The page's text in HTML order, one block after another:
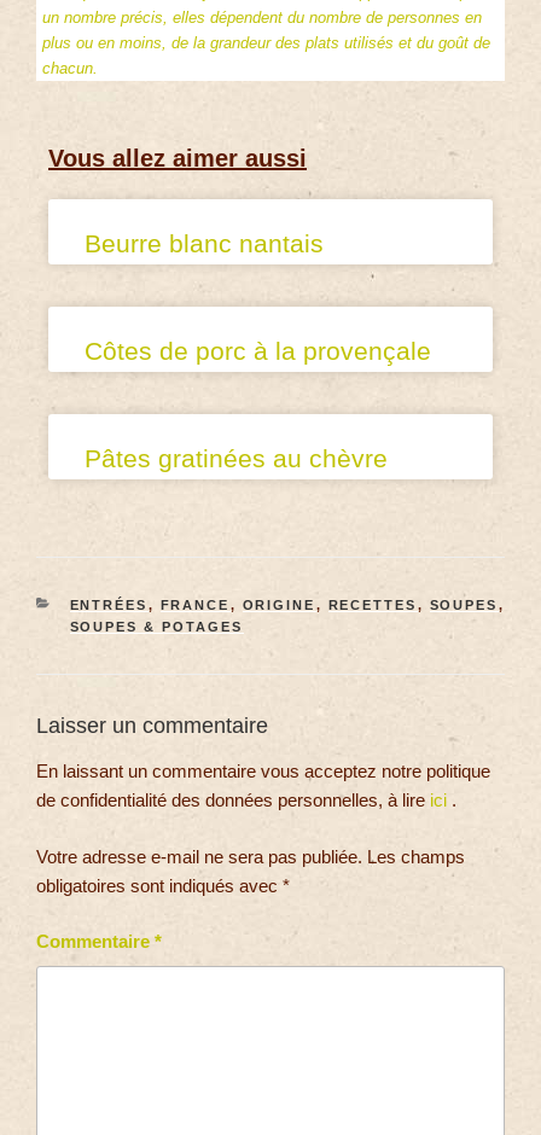
un nombre précis, elles dépendent du nombre de personnes en
plus ou en moins, de la grandeur des plats utilisés et du goût de
chacun.
Vous allez aimer aussi
Beurre blanc nantais
Côtes de porc à la provençale
Pâtes gratinées au chèvre
ENTRÉES , FRANCE , ORIGINE , RECETTES , SOUPES ,
SOUPES & POTAGES
Laisser un commentaire
En laissant un commentaire vous acceptez notre politique
de confidentialité des données personnelles, à lire ici .
Votre adresse e-mail ne sera pas publiée. Les champs
obligatoires sont indiqués avec *
Commentaire *